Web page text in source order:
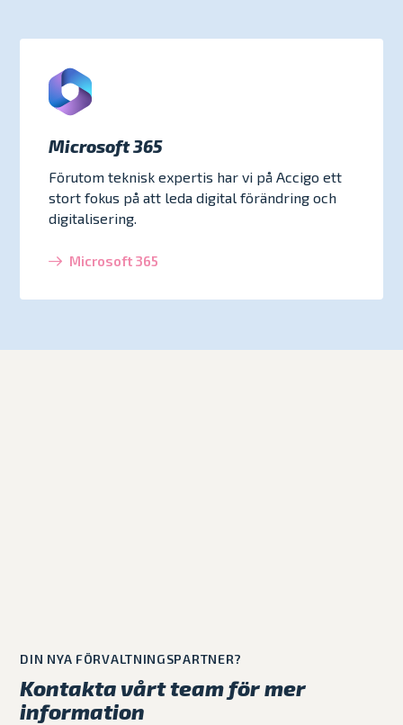
Microsoft 365
Förutom teknisk expertis har vi på Accigo ett
stort fokus på att leda digital förändring och
digitalisering.
Microsoft 365
DIN NYA FÖRVALTNINGSPARTNER?
Kontakta vårt team för mer
information